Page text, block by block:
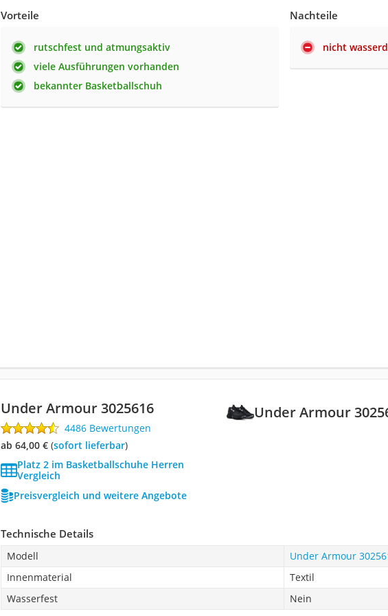
Vorteile
rutschfest und atmungsaktiv
viele Ausführungen vorhanden
bekannter Basketballschuh
Nachteile
nicht
Under Armour
Under Armour 3025616
4486 Bewertungen
ab 64,00 €( Sofort lieferbar)
Platz 2 im Basketballschuhe Herren
Vergleich
Preisvergleich und weitere Angebote
Technische Details
Modell
Under Armour
Innenmaterial
Textil
Wasserfest
Nein